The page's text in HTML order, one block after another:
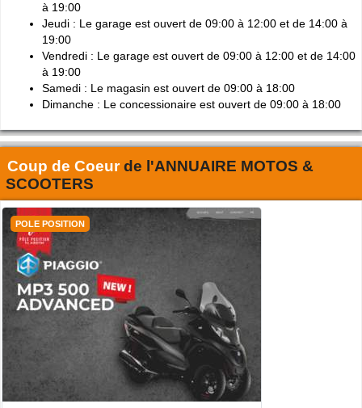
à 19:00
Jeudi : Le garage est ouvert de 09:00 à 12:00 et de 14:00 à
19:00
Vendredi : Le garage est ouvert de 09:00 à 12:00 et de 14:00
à 19:00
Samedi : Le magasin est ouvert de 09:00 à 18:00
Dimanche : Le concessionaire est ouvert de 09:00 à 18:00
Coup de Coeurde l'ANNUAIRE MOTOS &
SCOOTERS
POLE POSITION